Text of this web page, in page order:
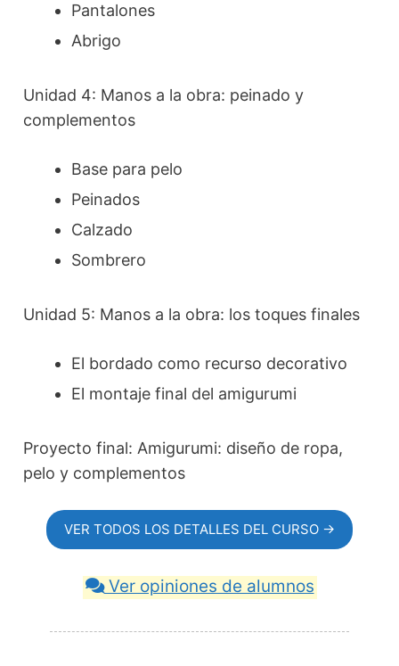
Pantalones
Abrigo
Unidad 4: Manos a la obra: peinado y
complementos
Base para pelo
Peinados
Calzado
Sombrero
Unidad 5: Manos a la obra: los toques finales
El bordado como recurso decorativo
El montaje final del amigurumi
Proyecto final: Amigurumi: diseño de ropa,
pelo y complementos
VER TODOS LOS DETALLES DEL CURSO →
Ver opiniones de alumnos